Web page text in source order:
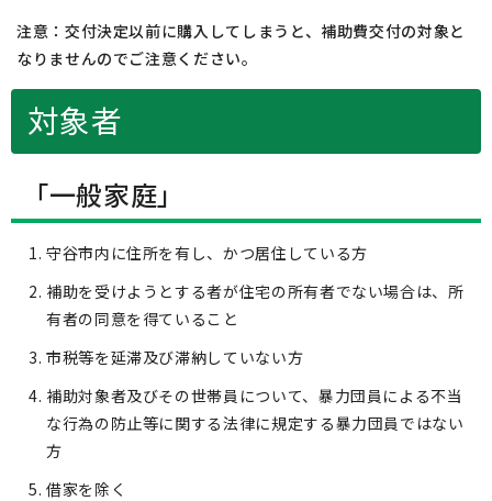
注意：交付決定以前に購入してしまうと、補助費交付の対象と
なりませんのでご注意ください。
対象者
「一般家庭」
守谷市内に住所を有し、かつ居住している方
補助を受けようとする者が住宅の所有者でない場合は、所
有者の同意を得ていること
市税等を延滞及び滞納していない方
補助対象者及びその世帯員について、暴力団員による不当
な行為の防止等に関する法律に規定する暴力団員ではない
方
借家を除く